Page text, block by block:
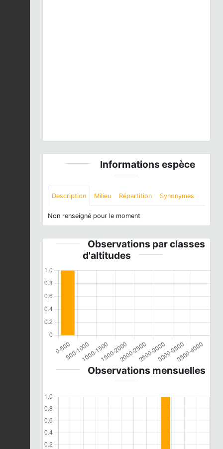
Informations espèce
Description Milieu Répartition Synonymes
Non renseigné pour le moment
Observations par classes
d'altitudes
Observations mensuelles